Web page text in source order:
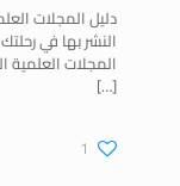
دليل المجلات
النشر بها في
المجلات
[…]
1